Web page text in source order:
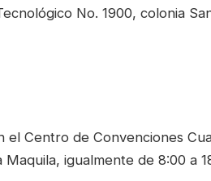
No. 1900, colonia
el Centro de Convenciones
igualmente de 8:00 a